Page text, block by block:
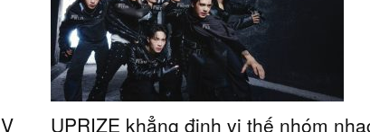
UPRIZE khẳng định vị thế nhóm